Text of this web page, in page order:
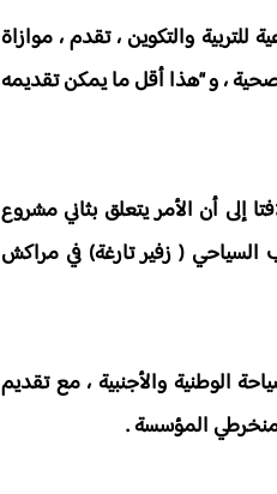
والتكوين ، تقدم ، موازاة
، و “هذا أقل ما يمكن تقديمه
إلى أن الأمر يتعلق بثاني مشروع
( زفير تارغة) في مراكش
الوطنية والأجنبية ، مع تقديم
المؤسسة .